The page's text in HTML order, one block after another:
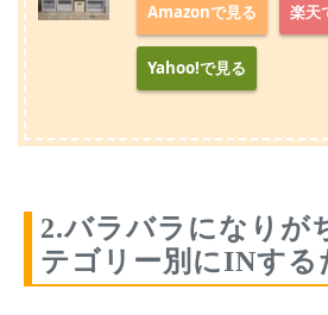
Amazonで見る 楽天
Yahoo!で見る
2.バラバラになりが
テゴリー別にINする